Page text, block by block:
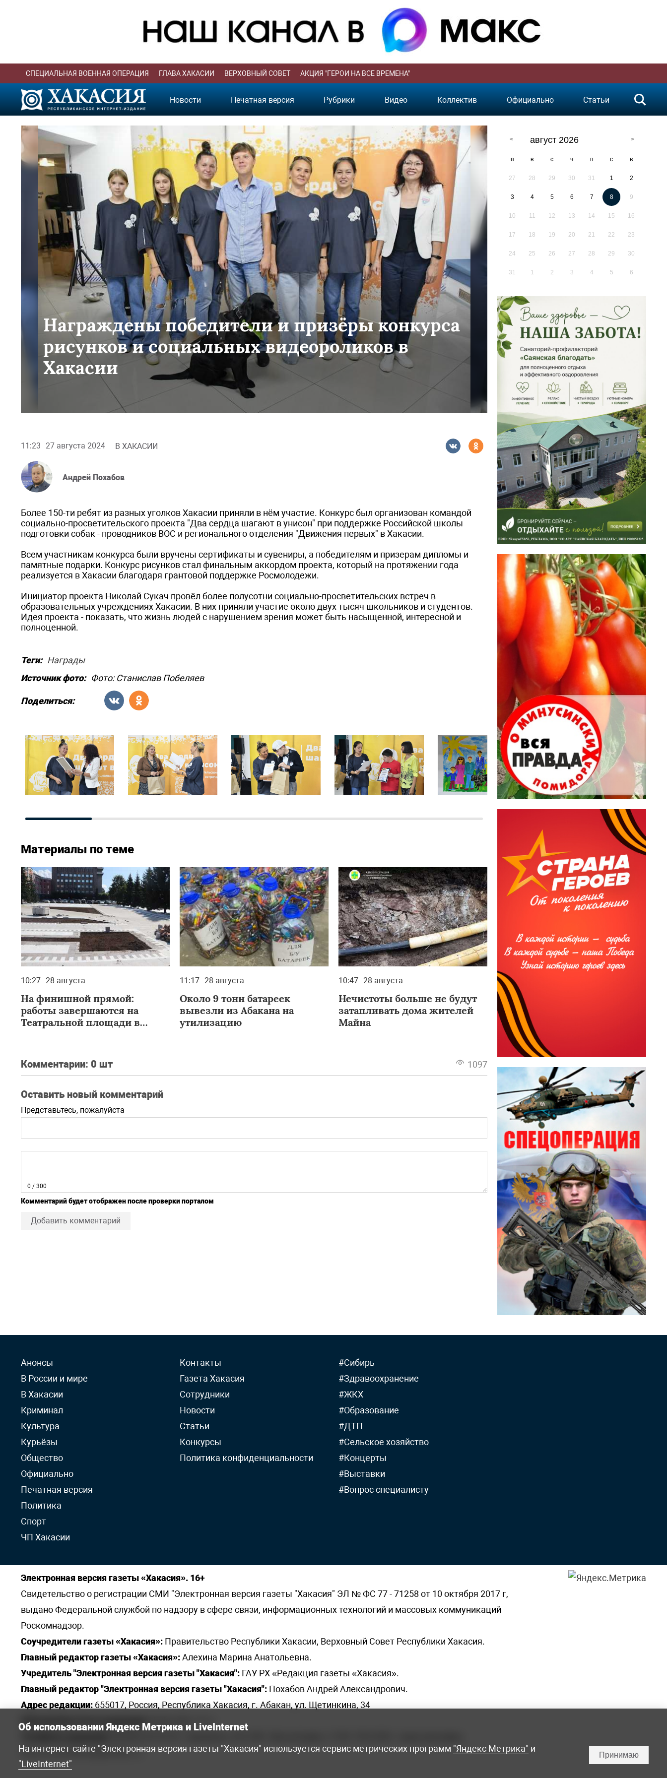
СПЕЦИАЛЬНАЯ ВОЕННАЯ ОПЕРАЦИЯ ГЛАВА ХАКАСИИ ВЕРХОВНЫЙ СОВЕТ АКЦИЯ "ГЕРОИ НА ВСЕ ВРЕМЕНА"
Новости Печатная версия Рубрики Видео Коллектив Официально Статьи
Награждены победители и призёры конкурса
рисунков и социальных видеороликов в
Хакасии
11:23 27 августа 2024 В ХАКАСИИ
Андрей Похабов
Более 150-ти ребят из разных уголков Хакасии приняли в нём участие. Конкурс был организован командой
социально-просветительского проекта "Два сердца шагают в унисон" при поддержке Российской школы
подготовки собак - проводников ВОС и регионального отделения "Движения первых" в Хакасии.
Всем участникам конкурса были вручены сертификаты и сувениры, а победителям и призерам дипломы и
памятные подарки. Конкурс рисунков стал финальным аккордом проекта, который на протяжении года
реализуется в Хакасии благодаря грантовой поддержке Росмолодежи.
Инициатор проекта Николай Сукач провёл более полусотни социально-просветительских встреч в
образовательных учреждениях Хакасии. В них приняли участие около двух тысяч школьников и студентов.
Идея проекта - показать, что жизнь людей с нарушением зрения может быть насыщенной, интересной и
полноценной.
Теги: Награды
Источник фото: Фото: Станислав Побеляев
Поделиться:
Материалы по теме
10:27 28 августа
На финишной прямой:
работы завершаются на
Театральной площади в
11:17 28 августа
Около 9 тонн батареек
вывезли из Абакана на
утилизацию
10:47 28 августа
Нечистоты больше не будут
затапливать дома жителей
Майна
Комментарии: 0 шт 1097
Оставить новый комментарий
Представьтесь, пожалуйста
0 / 300
Комментарий будет отображен после проверки порталом
Добавить комментарий
август 2026
п в с ч п с в
27 28 29 30 31 1 2
3 4 5 6 7 8 9
10 11 12 13 14 15 16
17 18 19 20 21 22 23
24 25 26 27 28 29 30
31 1 2 3 4 5 6
Анонсы
В России и мире
В Хакасии
Криминал
Культура
Курьёзы
Общество
Официально
Печатная версия
Политика
Спорт
ЧП Хакасии
Контакты
Газета Хакасия
Сотрудники
Новости
Статьи
Конкурсы
Политика конфиденциальности
#Сибирь
#Здравоохранение
#ЖКХ
#Образование
#ДТП
#Сельское хозяйство
#Концерты
#Выставки
#Вопрос специалисту
Электронная версия газеты «Хакасия». 16+
Свидетельство о регистрации СМИ "Электронная версия газеты "Хакасия" ЭЛ № ФС 77 - 71258 от 10 октября 2017 г,
выдано Федеральной службой по надзору в сфере связи, информационных технологий и массовых коммуникаций
Роскомнадзор.
Соучредители газеты «Хакасия»: Правительство Республики Хакасии, Верховный Совет Республики Хакасия.
Главный редактор газеты «Хакасия»:Алехина Марина Анатольевна.
Учредитель "Электронная версия газеты "Хакасия": ГАУ РХ «Редакция газеты «Хакасия».
Главный редактор "Электронная версия газеты "Хакасия": Похабов Андрей Александрович.
Адрес редакции: 655017, Россия, Республика Хакасия, г. Абакан, ул. Щетинкина, 34
Электронная почта редакции: khakred@r-19.ru
elena.s.korotkowa@yandex.ru.
Об использовании Яндекс Метрика и LiveInternet
На интернет-сайте "Электронная версия газеты "Хакасия" используется сервис метрических программ "Яндекс Метрика" и
"LiveInternet"
Принимаю